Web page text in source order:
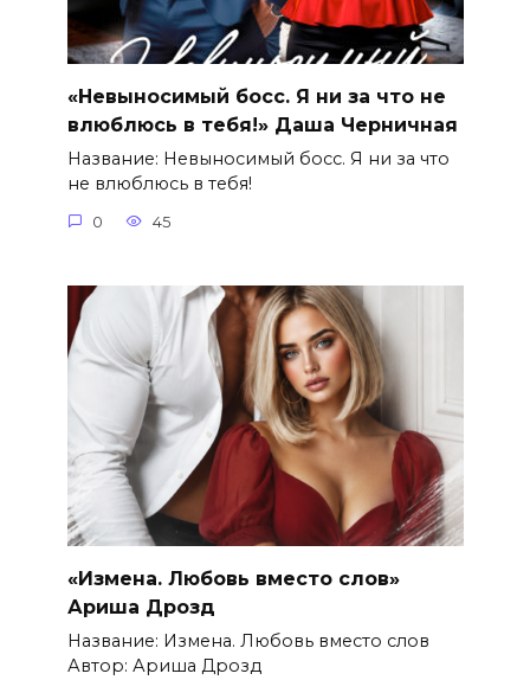
«Невыносимый босс. Я ни за что не
влюблюсь в тебя!» Даша Черничная
Название: Невыносимый босс. Я ни за что
не влюблюсь в тебя!
0 45
«Измена. Любовь вместо слов»
Ариша Дрозд
Название: Измена. Любовь вместо слов
Автор: Ариша Дрозд